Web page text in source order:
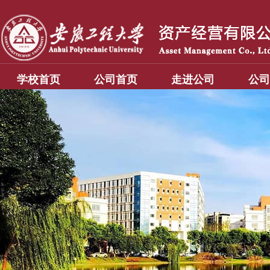
学校首页 公司首页 走进公司 公